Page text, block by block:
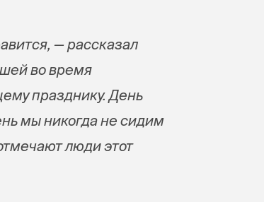
— рассказал
во время
празднику. День
мы никогда не сидим
люди этот